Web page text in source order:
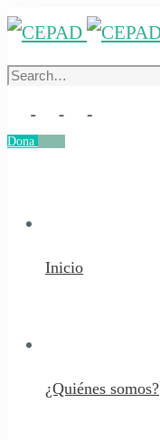
Search
Dona
Inicio
¿Quiénes somos?